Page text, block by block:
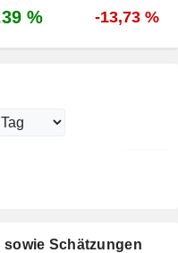
% -13,73 %
Schätzungen